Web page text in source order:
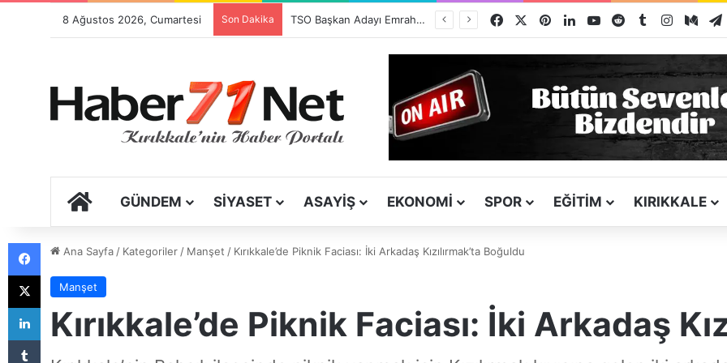
8 Ağustos 2026, Cumartesi Son Dakika Festival Sancısı Facebook PinterestLinkedInYouTubeRedditTumblrInstagram
ANA SAYFA
GÜNDEM SIYASET ASAYIŞ EKONOMI SPOR EĞITIM KIRIKKALE
Ana Sayfa/ Kategoriler/ Manşet / Kırıkkale’de Piknik Faciası: İki Arkadaş Kızılırmak’ta Boğuldu
Manşet
Kırıkkale’de Piknik Faciası: İki Arkadaş
Tumblr